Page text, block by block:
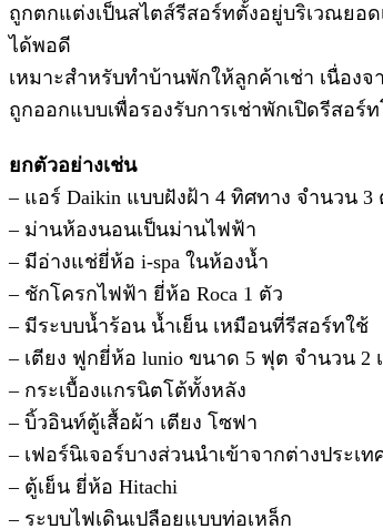
ถูกตกแต่งเป็นสไตส์รีสอร์ทตั้งอยู่บริเวณยอ
ได้พอดี
เหมาะสำหรับทำบ้านพักให้ลูกค้าเช่า เนื่อง
ถูกออกแบบเพื่อรองรับการเช่าพักเปิดรีสอร์
ยกตัวอย่างเช่น
– แอร์ Daikin แบบฝังฝ้า 4 ทิศทาง จำนวน 3
– ม่านห้องนอนเป็นม่านไฟฟ้า
– มีอ่างแช่ยี่ห้อ i-spa ในห้องน้ำ
– ชักโครกไฟฟ้า ยี่ห้อ Roca 1 ตัว
– มีระบบน้ำร้อน น้ำเย็น เหมือนที่รีสอร์ทใช้
– เตียง ฟูกยี่ห้อ lunio ขนาด 5 ฟุต จำนวน 2
– กระเบื้องแกรนิตโต้ทั้งหลัง
– บิ้วอินท์ตู้เสื้อผ้า เตียง โซฟา
– เฟอร์นิเจอร์บางส่วนนำเข้าจากต่างประเท
– ตู้เย็น ยี่ห้อ Hitachi
– ระบบไฟเดินเปลือยแบบท่อเหล็ก